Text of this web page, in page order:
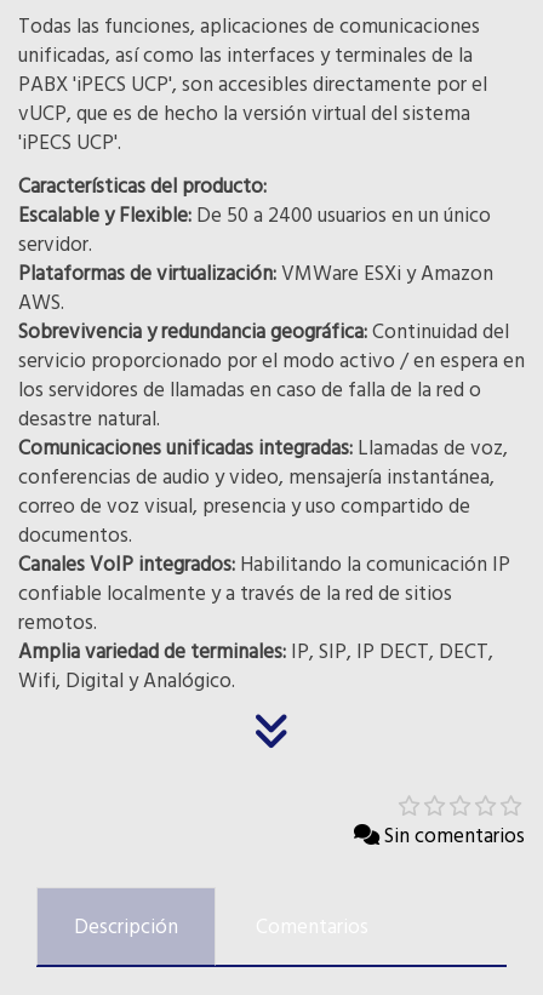
Todas las funciones, aplicaciones de comunicaciones
unificadas, así como las interfaces y terminales de la
PABX 'iPECS UCP', son accesibles directamente por el
vUCP, que es de hecho la versión virtual del sistema
'iPECS UCP'.
Características del producto:
Escalable y Flexible: De 50 a 2400 usuarios en un único
servidor.
Plataformas de virtualización:VMWare ESXi y Amazon
AWS.
Sobrevivencia y redundancia geográfica:Continuidad del
servicio proporcionado por el modo activo / en espera en
los servidores de llamadas en caso de falla de la red o
desastre natural.
Comunicaciones unificadas integradas: Llamadas de voz,
conferencias de audio y video, mensajería instantánea,
correo de voz visual, presencia y uso compartido de
documentos.
Canales VoIP integrados: Habilitando la comunicación IP
confiable localmente y a través de la red de sitios
remotos.
Amplia variedad de terminales: IP, SIP, IP DECT, DECT,
Wifi, Digital y Analógico.
Sin comentarios
Descripción